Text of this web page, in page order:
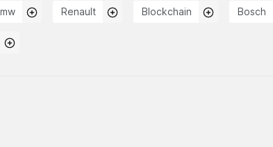
Renault Blockchain Bosch